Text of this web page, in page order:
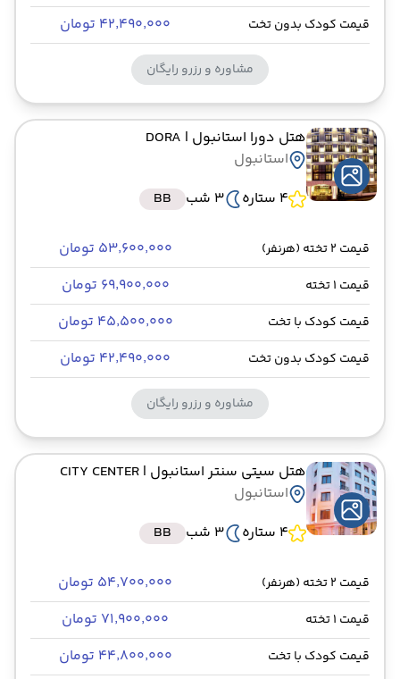
قیمت کودک بدون تخت ۴۲٬۴۹۰٬۰۰۰ تومان
مشاوره و رزرو رایگان
هتل دورا استانبول | DORA
استانبول
4 ستاره
3 شب BB
قیمت 2 تخته (هرنفر) ۵۳٬۶۰۰٬۰۰۰ تومان
قیمت 1 تخته ۶۹٬۹۰۰٬۰۰۰ تومان
قیمت کودک با تخت ۴۵٬۵۰۰٬۰۰۰ تومان
قیمت کودک بدون تخت ۴۲٬۴۹۰٬۰۰۰ تومان
مشاوره و رزرو رایگان
هتل سیتی سنتر استانبول | CITY CENTER
استانبول
4 ستاره
3 شب BB
قیمت 2 تخته (هرنفر) ۵۴٬۷۰۰٬۰۰۰ تومان
قیمت 1 تخته ۷۱٬۹۰۰٬۰۰۰ تومان
قیمت کودک با تخت ۴۴٬۸۰۰٬۰۰۰ تومان